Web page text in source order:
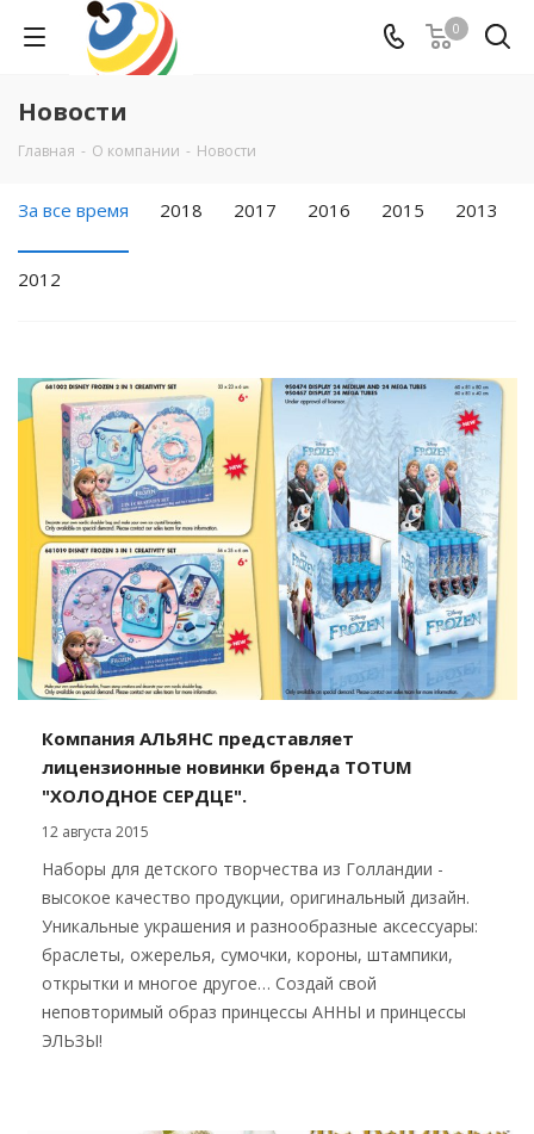
0
Новости
Главная - О компании - Новости
За все время 2018 2017 2016 2015 2013
2012
Компания АЛЬЯНС представляет
лицензионные новинки бренда TOTUM
"ХОЛОДНОЕ СЕРДЦЕ".
12 августа 2015
Наборы для детского творчества из Голландии -
высокое качество продукции, оригинальный дизайн.
Уникальные украшения и разнообразные аксессуары:
браслеты, ожерелья, сумочки, короны, штампики,
открытки и многое другое… Создай свой
неповторимый образ принцессы АННЫ и принцессы
ЭЛЬЗЫ!